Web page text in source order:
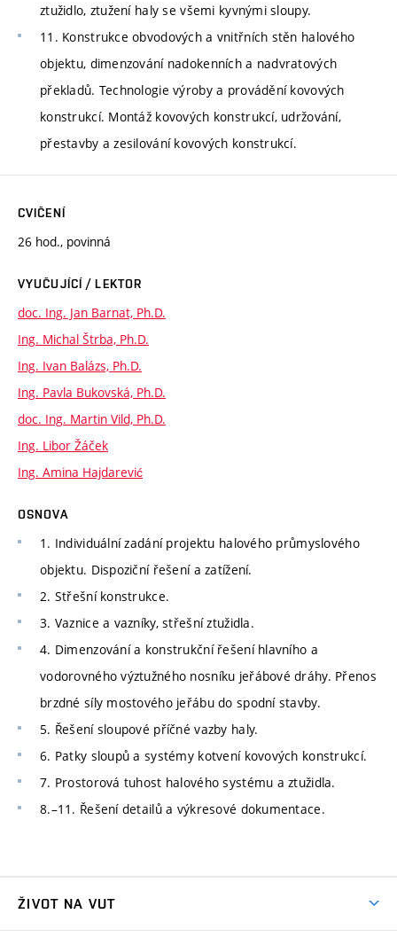
ztužidlo, ztužení haly se všemi kyvnými sloupy.
11. Konstrukce obvodových a vnitřních stěn halového
objektu, dimenzování nadokenních a nadvratových
překladů. Technologie výroby a provádění kovových
konstrukcí. Montáž kovových konstrukcí, udržování,
přestavby a zesilování kovových konstrukcí.
CVIČENÍ
26 hod., povinná
VYUČUJÍCÍ / LEKTOR
doc. Ing. Jan Barnat, Ph.D.
Ing. Michal Štrba, Ph.D.
Ing. Ivan Balázs, Ph.D.
Ing. Pavla Bukovská, Ph.D.
doc. Ing. Martin Vild, Ph.D.
Ing. Libor Žáček
Ing. Amina Hajdarević
OSNOVA
1. Individuální zadání projektu halového průmyslového
objektu. Dispoziční řešení a zatížení.
2. Střešní konstrukce.
3. Vaznice a vazníky, střešní ztužidla.
4. Dimenzování a konstrukční řešení hlavního a
vodorovného výztužného nosníku jeřábové dráhy. Přenos
brzdné síly mostového jeřábu do spodní stavby.
5. Řešení sloupové příčné vazby haly.
6. Patky sloupů a systémy kotvení kovových konstrukcí.
7. Prostorová tuhost halového systému a ztužidla.
8.–11. Řešení detailů a výkresové dokumentace.
ŽIVOT NA VUT